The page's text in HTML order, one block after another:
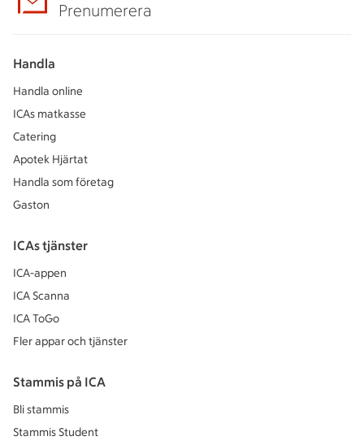
Prenumerera
Handla
Handla online
ICAs matkasse
Catering
Apotek Hjärtat
Handla som företag
Gaston
ICAs tjänster
ICA-appen
ICA Scanna
ICA ToGo
Fler appar och tjänster
Stammis på ICA
Bli stammis
Stammis Student